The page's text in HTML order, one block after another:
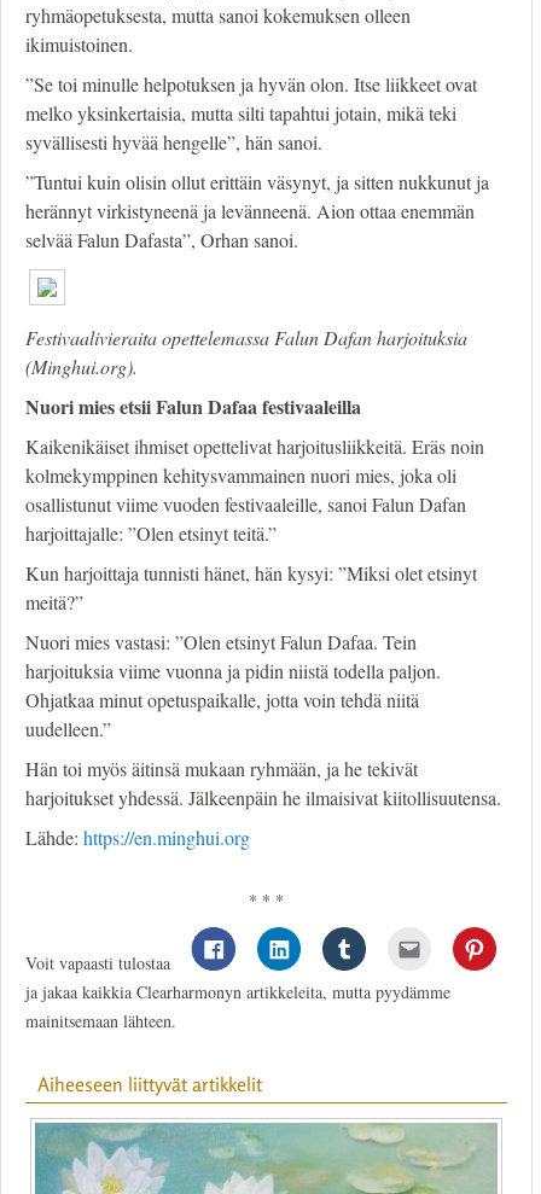
ryhmäopetuksesta, mutta sanoi kokemuksen olleen
ikimuistoinen.
”Se toi minulle helpotuksen ja hyvän olon. Itse liikkeet ovat
melko yksinkertaisia, mutta silti tapahtui jotain, mikä teki
syvällisesti hyvää hengelle”, hän sanoi.
”Tuntui kuin olisin ollut erittäin väsynyt, ja sitten nukkunut ja
herännyt virkistyneenä ja levänneenä. Aion ottaa enemmän
selvää Falun Dafasta”, Orhan sanoi.
Festivaalivieraita opettelemassa Falun Dafan harjoituksia
(Minghui.org).
Nuori mies etsii Falun Dafaa festivaaleilla
Kaikenikäiset ihmiset opettelivat harjoitusliikkeitä. Eräs noin
kolmekymppinen kehitysvammainen nuori mies, joka oli
osallistunut viime vuoden festivaaleille, sanoi Falun Dafan
harjoittajalle: ”Olen etsinyt teitä.”
Kun harjoittaja tunnisti hänet, hän kysyi: ”Miksi olet etsinyt
meitä?”
Nuori mies vastasi: ”Olen etsinyt Falun Dafaa. Tein
harjoituksia viime vuonna ja pidin niistä todella paljon.
Ohjatkaa minut opetuspaikalle, jotta voin tehdä niitä
uudelleen.”
Hän toi myös äitinsä mukaan ryhmään, ja he tekivät
harjoitukset yhdessä. Jälkeenpäin he ilmaisivat kiitollisuutensa.
Lähde: https://en.minghui.org
* * *
Voit vapaasti tulostaa
ja jakaa kaikkia Clearharmonyn artikkeleita, mutta pyydämme
mainitsemaan lähteen.
Aiheeseen liittyvät artikkelit